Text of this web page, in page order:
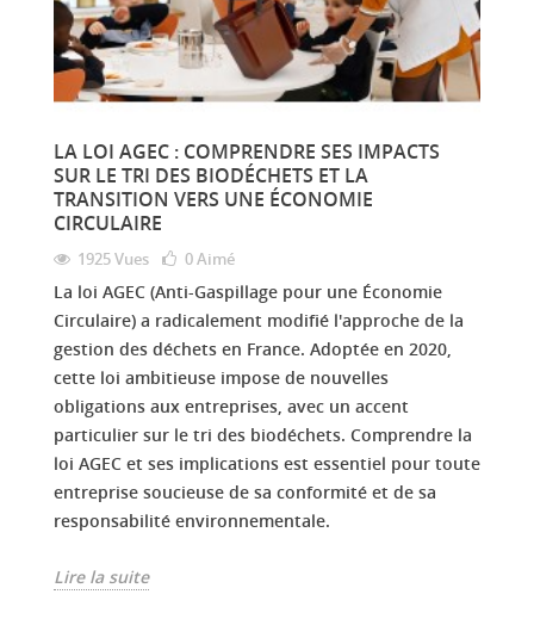
LA LOI AGEC : COMPRENDRE SES IMPACTS
SUR LE TRI DES BIODÉCHETS ET LA
TRANSITION VERS UNE ÉCONOMIE
CIRCULAIRE
1925 Vues 0Aimé
La loi AGEC (Anti-Gaspillage pour une Économie
Circulaire) a radicalement modifié l'approche de la
gestion des déchets en France. Adoptée en 2020,
cette loi ambitieuse impose de nouvelles
obligations aux entreprises, avec un accent
particulier sur le tri des biodéchets. Comprendre la
loi AGEC et ses implications est essentiel pour toute
entreprise soucieuse de sa conformité et de sa
responsabilité environnementale.
Lire la suite